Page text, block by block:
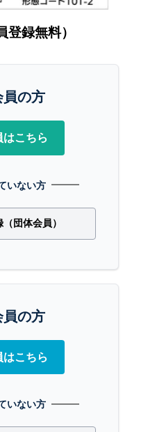
録無料）
の方
こちら
いない方
団体会員）
の方
こちら
いない方